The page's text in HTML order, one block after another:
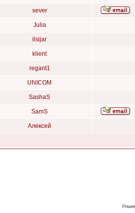
sever
Julia
ilsijar
klient
regant1
UNICOM
SashaS
SamS
Алексей